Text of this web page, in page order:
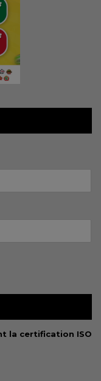
la certification ISO